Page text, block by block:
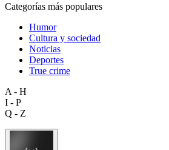
Categorías más populares
Humor
Cultura y sociedad
Noticias
Deportes
True crime
A - H
I - P
Q - Z